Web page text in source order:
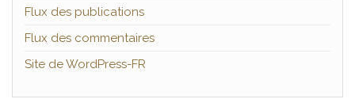
Flux des publications
Flux des commentaires
Site de WordPress-FR